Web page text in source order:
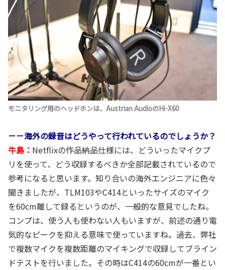
モニタリング用のヘッドホンは、Austrian AudioのHi-X60
－－海外の録音はどうやって行われているのでしょうか？
牛島： Netflixの作品納品仕様には、どういったマイクプ
リを使って、どう収録するべきか全部記載されているので
参考になると思います。知り合いの海外エンジニアに色々
聞きましたが、TLM103やC414といったサイズのマイク
を60cm離して録るというのが、一般的な意見でしたね。
コンプは、使う人も使わない人もいますが、前述の通り電
気的なピークを抑える意味で使っていますね。過去、弊社
で複数マイクを複数距離のマイキングで収録してブライン
ドテストを行いました。その時はC414の60cmが一番とい